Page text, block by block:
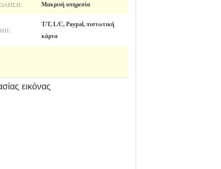
Μακρινή υπηρεσία
T/T, L/C, Paypal, πιστωτική
κάρτα
εικόνας